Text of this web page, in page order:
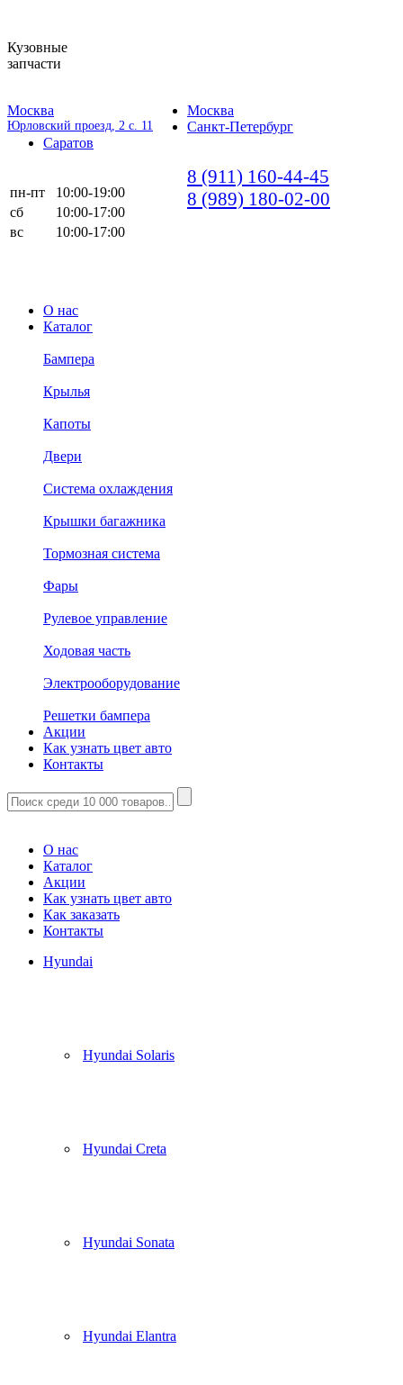
Кузовные
запчасти
Москва
Юрловский проезд, 2 с. 11
Москва
Санкт-Петербург
Саратов
8 (911) 160-44-45
8 (989) 180-02-00
пн-пт
10:00-19:00
сб
10:00-17:00
вс
10:00-17:00
О нас
Каталог
Бампера
Крылья
Капоты
Двери
Система охлаждения
Крышки багажника
Тормозная система
Фары
Рулевое управление
Ходовая часть
Электрооборудование
Решетки бампера
Акции
Как узнать цвет авто
Контакты
О нас
Каталог
Акции
Как узнать цвет авто
Как заказать
Контакты
Hyundai
Hyundai Solaris
Hyundai Creta
Hyundai Sonata
Hyundai Elantra